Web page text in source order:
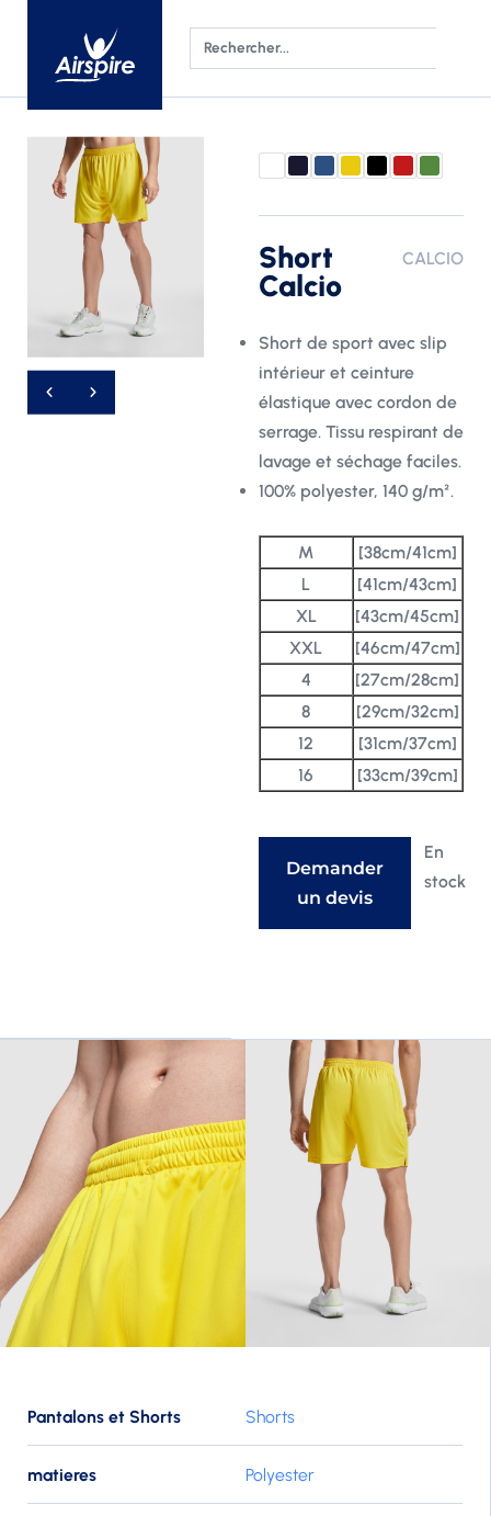
Short
Calcio
CALCIO
Short de sport avec slip
intérieur et ceinture
élastique avec cordon de
serrage. Tissu respirant de
lavage et séchage faciles.
100% polyester, 140 g/m².
M
[38cm/41cm]
L
[41cm/43cm]
XL
[43cm/45cm]
XXL
[46cm/47cm]
4
[27cm/28cm]
8
[29cm/32cm]
12
[31cm/37cm]
16
[33cm/39cm]
Demander
un devis
En
stock
Pantalons et Shorts Shorts
matieres Polyester